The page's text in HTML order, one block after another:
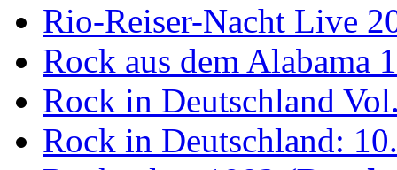
Rio-Reiser-Nacht Live
Rock aus dem Alabama
Rock in Deutschland
Rock in Deutschland: